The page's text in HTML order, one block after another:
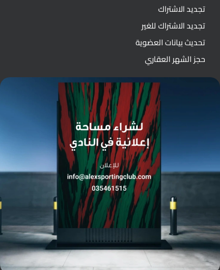
تجديد الاشتراك
تجديد الاشتراك للغير
تحديث بيانات العضوية
حجز الشهر العقاري